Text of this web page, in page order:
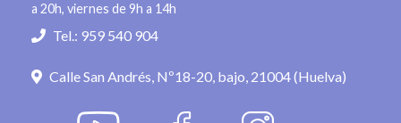
a 20h, viernes de 9h a 14h
Tel.: 959 540 904
Calle San Andrés, Nº18-20, bajo, 21004 (Huelva)